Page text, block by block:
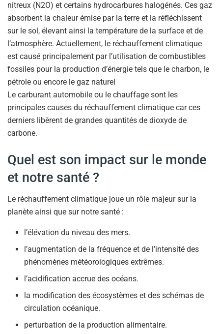
nitreux (N2O) et certains hydrocarbures halogénés. Ces gaz
absorbent la chaleur émise par la terre et la réfléchissent
sur le sol, élevant ainsi la température de la surface et de
l’atmosphère. Actuellement, le réchauffement climatique
est causé principalement par l’utilisation de combustibles
fossiles pour la production d’énergie tels que le charbon, le
pétrole ou encore le gaz naturel
Le carburant automobile ou le chauffage sont les
principales causes du réchauffement climatique car ces
derniers libèrent de grandes quantités de dioxyde de
carbone.
Quel est son impact sur le monde
et notre santé ?
Le réchauffement climatique joue un rôle majeur sur la
planète ainsi que sur notre santé :
l’élévation du niveau des mers.
l’augmentation de la fréquence et de l’intensité des
phénomènes météorologiques extrêmes.
l’acidification accrue des océans.
la modification des écosystèmes et des schémas de
circulation océanique.
perturbation de la production alimentaire.